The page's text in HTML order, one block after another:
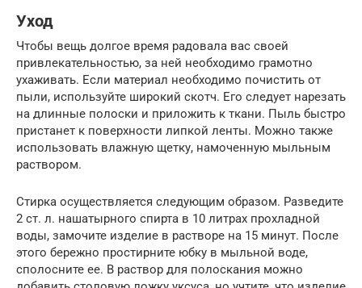
Уход
Чтобы вещь долгое время радовала вас своей
привлекательностью, за ней необходимо грамотно
ухаживать. Если материал необходимо почистить от
пыли, используйте широкий скотч. Его следует нарезать
на длинные полоски и приложить к ткани. Пыль быстро
пристанет к поверхности липкой ленты. Можно также
использовать влажную щетку, намоченную мыльным
раствором.
Стирка осуществляется следующим образом. Разведите
2 ст. л. нашатырного спирта в 10 литрах прохладной
воды, замочите изделие в растворе на 15 минут. После
этого бережно простирните юбку в мыльной воде,
сполосните ее. В раствор для полоскания можно